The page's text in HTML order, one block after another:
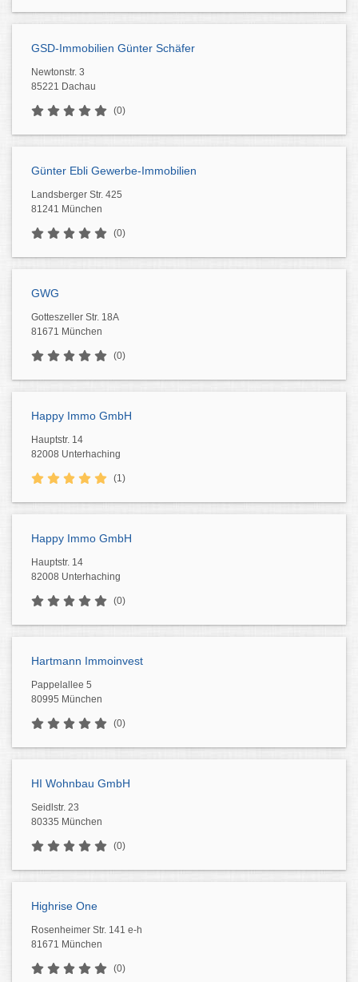
GSD-Immobilien Günter Schäfer
Newtonstr. 3
85221 Dachau
(0)
Günter Ebli Gewerbe-Immobilien
Landsberger Str. 425
81241 München
(0)
GWG
Gotteszeller Str. 18A
81671 München
(0)
Happy Immo GmbH
Hauptstr. 14
82008 Unterhaching
(1)
Happy Immo GmbH
Hauptstr. 14
82008 Unterhaching
(0)
Hartmann Immoinvest
Pappelallee 5
80995 München
(0)
HI Wohnbau GmbH
Seidlstr. 23
80335 München
(0)
Highrise One
Rosenheimer Str. 141 e-h
81671 München
(0)